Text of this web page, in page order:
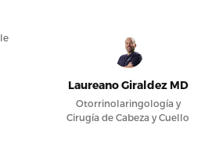
Laureano Giraldez MD
Otorrinolaringología y
Cirugía de Cabeza y Cuello